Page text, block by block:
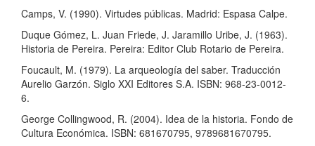
Camps, V. (1990). Virtudes públicas. Madrid: Espasa Calpe.
Duque Gómez, L. Juan Friede, J. Jaramillo Uribe, J. (1963).
Historia de Pereira. Pereira: Editor Club Rotario de Pereira.
Foucault, M. (1979). La arqueología del saber. Traducción
Aurelio Garzón. Siglo XXI Editores S.A. ISBN: 968-23-0012-
6.
George Collingwood, R. (2004). Idea de la historia. Fondo de
Cultura Económica. ISBN: 681670795, 9789681670795.